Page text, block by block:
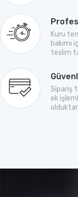
Kuru
teslim
Sipariş
ek